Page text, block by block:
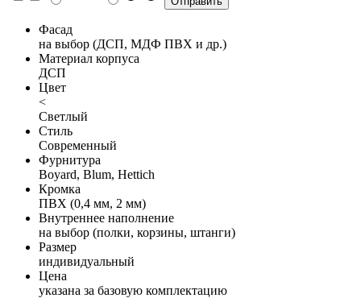
Фасад
на выбор (ДСП, МДФ ПВХ и др.)
Материал корпуса
ДСП
Цвет
<
Светлый
Стиль
Современный
Фурнитура
Boyard, Blum, Hettich
Кромка
ПВХ (0,4 мм, 2 мм)
Внутреннее наполнение
на выбор (полки, корзины, штанги)
Размер
индивидуальный
Цена
указана за базовую комплектацию